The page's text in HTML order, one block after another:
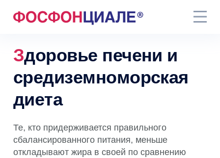
Здоровье печени и
средиземноморская
диета
Те, кто придерживается правильного
сбалансированного питания, меньше
откладывают жира в своей по сравнению